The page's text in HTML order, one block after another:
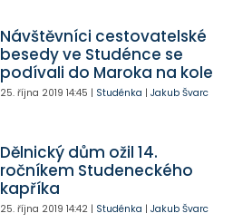
Návštěvníci cestovatelské
besedy ve Studénce se
podívali do Maroka na kole
25. října 2019 14:45 | Studénka | Jakub Švarc
Dělnický dům ožil 14.
ročníkem Studeneckého
kapříka
25. října 2019 14:42| Studénka | Jakub Švarc